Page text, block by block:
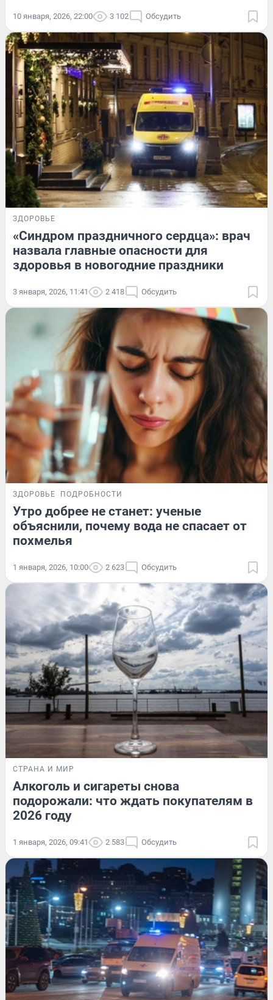
10 января, 2026, 22:00 3 102 Обсудить
ЗДОРОВЬЕ
«Синдром праздничного сердца»: врач
назвала главные опасности для
здоровья в новогодние праздники
3 января, 2026, 11:41 2 418 Обсудить
ЗДОРОВЬЕ ПОДРОБНОСТИ
Утро добрее не станет: ученые
объяснили, почему вода не спасает от
похмелья
1 января, 2026, 10:00 2 623 Обсудить
СТРАНА И МИР
Алкоголь и сигареты снова
подорожали: что ждать покупателям в
2026 году
1 января, 2026, 09:41 2 583 Обсудить